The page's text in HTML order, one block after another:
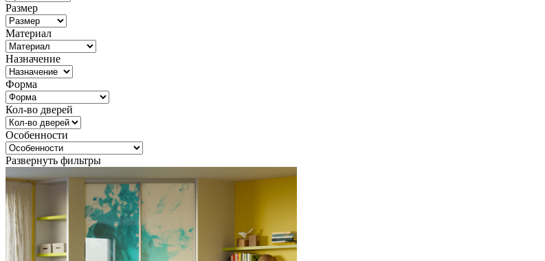
Размер
Материал
Назначение
Форма
Кол-во дверей
Особенности
Развернуть фильтры